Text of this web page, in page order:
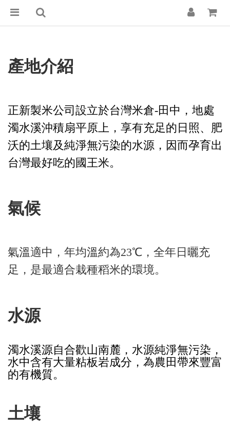
產地介紹
正新製米公司設立於台灣米倉-田中，地處
濁水溪沖積扇平原上，享有充足的日照、肥
沃的土壤及純淨無污染的水源，因而孕育出
台灣最好吃的國王米。
氣候
氣溫適中，年均溫約為23℃，全年日曬充
足，是最適合栽種稻米的環境。
水源
濁水溪源自合歡山南麓，水源純淨無污染，
水中含有大量粘板岩成分，為農田帶來豐富
的有機質。
土壤